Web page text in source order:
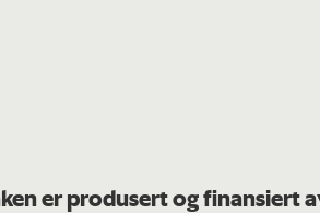
er produsert og finansiert